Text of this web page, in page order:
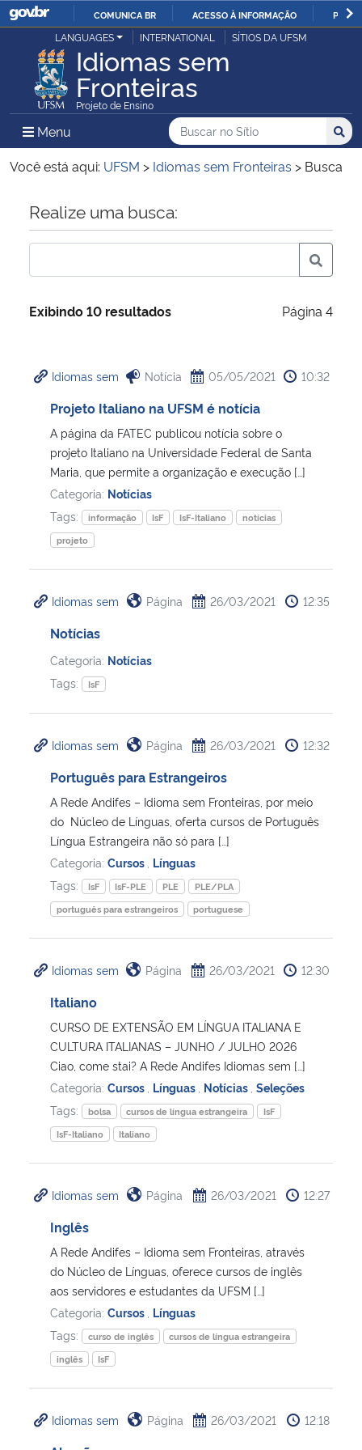
IR
PARA
O
COMUNICA BR ACESSO À INFORMAÇÃO
Ministério da Justiça e Segurança Pública
Ministério da Defesa
Ministério das Relações Exteriores
Ministério da Economia
Ministério da Infraestrutura
Ministério da Cidadania
Ministério da Saúde
Ministério de Minas e Energia
Ministério da Ciência, Tecnologia, Inovações e Comunicações
Ministério do Meio Ambiente
Ministério do Desenvolvimento Regional
Controladoria-Geral da União
Secretaria de Governo
Gabinete de Segurança Institucional
Advocacia-Geral da União
Planalto
LANGUAGES INTERNATIONAL SÍTIOS DA UFSM
Idiomas sem
Fronteiras
Projeto de Ensino
Menu Menu Principal do Sítio
Busca
Buscar no no Sítio
Busca:
Você está aqui: UFSM > Idiomas sem Fronteiras > Busca
Início do conteúdo
Realize uma busca:
Exibindo 10 resultados Página 4
Idiomas sem Notícia 05/05/2021 10:32
Projeto Italiano na UFSM é notícia
A página da FATEC publicou notícia sobre o
projeto Italiano na Universidade Federal de Santa
Maria, que permite a organização e execução […]
Categoria: Notícias
Tags:
informação IsF IsF-Italiano
notícias
projeto
Idiomas sem Página 26/03/2021 12:35
Notícias
Categoria: Notícias
Tags:
IsF
Idiomas sem Página 26/03/2021 12:32
Português para Estrangeiros
A Rede Andifes – Idioma sem Fronteiras, por meio
do Núcleo de Línguas, oferta cursos de Português
Língua Estrangeira não só para […]
Categoria: Cursos Línguas
Tags:
IsF IsF-PLE PLE
PLE/PLA
português para estrangeiros
portuguese
Idiomas sem Página 26/03/2021 12:30
Italiano
CURSO DE EXTENSÃO EM LÍNGUA ITALIANA E
CULTURA ITALIANAS – JUNHO / JULHO 2026
Ciao, come stai? A Rede Andifes Idiomas sem […]
Categoria: Cursos Línguas Notícias Seleções
Tags:
bolsa cursos de língua estrangeira
IsF
IsF-Italiano
Italiano
Idiomas sem Página 26/03/2021 12:27
Inglês
A Rede Andifes – Idioma sem Fronteiras, através
do Núcleo de Línguas, oferece cursos de inglês
aos servidores e estudantes da UFSM […]
Categoria: Cursos Línguas
Tags:
curso de inglês
cursos de língua estrangeira
inglês
IsF
Idiomas sem Página 26/03/2021 12:18